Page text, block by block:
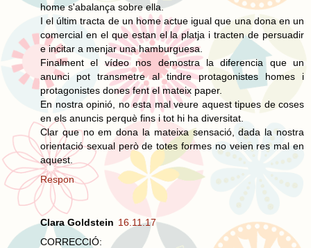
home s'abalança sobre ella.
I el últim tracta de un home actue igual que una dona en un
comercial en el que estan el la platja i tracten de persuadir
e incitar a menjar una hamburguesa.
Finalment el vídeo nos demostra la diferencia que un
anunci pot transmetre al tindre protagonistes homes i
protagonistes dones fent el mateix paper.
En nostra opinió, no esta mal veure aquest tipues de coses
en els anuncis perquè fins i tot hi ha diversitat.
Clar que no em dona la mateixa sensació, dada la nostra
orientació sexual però de totes formes no veien res mal en
aquest.
Respon
Clara Goldstein 16.11.17
CORRECCIÓ: